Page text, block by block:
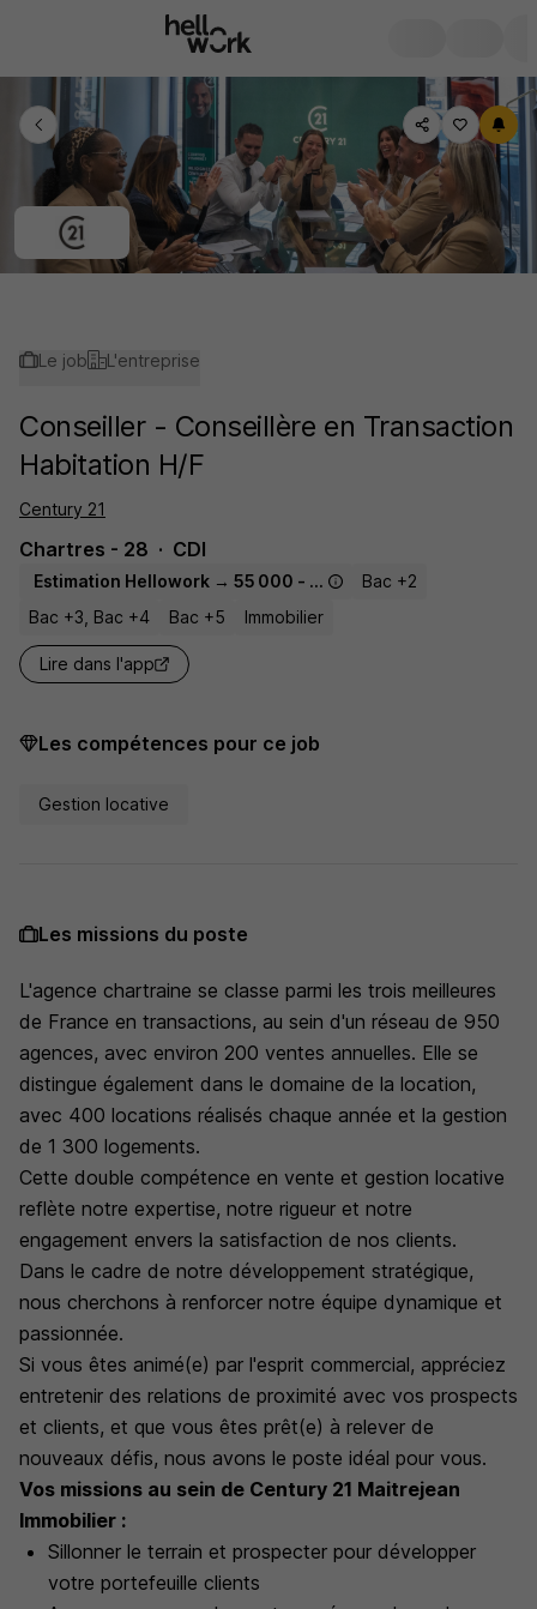
Le job L'entreprise
Conseiller - Conseillère en Transaction
Habitation H/F
Century 21
Chartres - 28 CDI
Estimation Hellowork → 55 000 - 60 000 € / an
Bac +2
Bac +3, Bac +4
Bac +5 Immobilier
Lire dans l'app
Les compétences pour ce job
Gestion locative
Les missions du poste
L'agence chartraine se classe parmi les trois meilleures
de France en transactions, au sein d'un réseau de 950
agences, avec environ 200 ventes annuelles. Elle se
distingue également dans le domaine de la location,
avec 400 locations réalisés chaque année et la gestion
de 1 300 logements.
Cette double compétence en vente et gestion locative
reflète notre expertise, notre rigueur et notre
engagement envers la satisfaction de nos clients.
Dans le cadre de notre développement stratégique,
nous cherchons à renforcer notre équipe dynamique et
passionnée.
Si vous êtes animé(e) par l'esprit commercial, appréciez
entretenir des relations de proximité avec vos prospects
et clients, et que vous êtes prêt(e) à relever de
nouveaux défis, nous avons le poste idéal pour vous.
Vos missions au sein de Century 21 Maitrejean
Immobilier :
Sillonner le terrain et prospecter pour développer
votre portefeuille clients